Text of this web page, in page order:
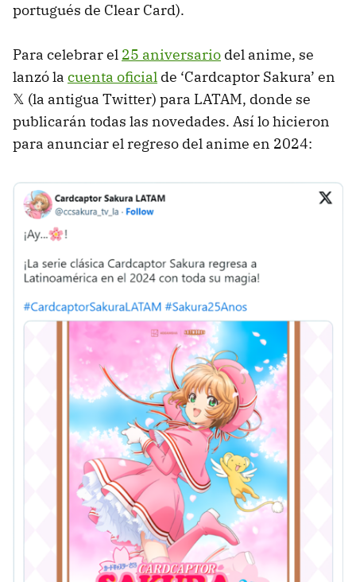
portugués de Clear Card).
Para celebrar el 25 aniversario del anime, se
lanzó la cuenta oficial de ‘Cardcaptor Sakura’ en
𝕏 (la antigua Twitter) para LATAM, donde se
publicarán todas las novedades. Así lo hicieron
para anunciar el regreso del anime en 2024: